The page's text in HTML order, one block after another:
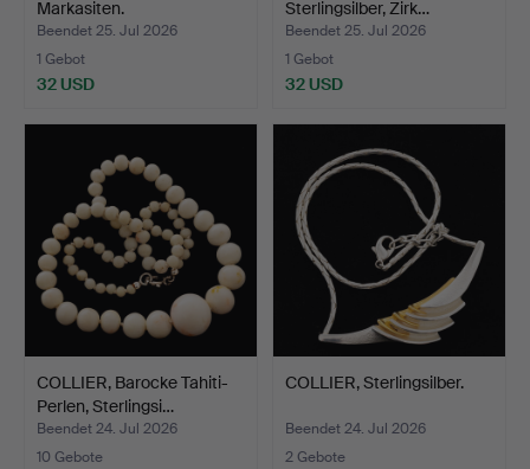
Markasiten.
Beendet 25. Jul 2026
1 Gebot
32 USD
Sterlingsilber, Zirk…
Beendet 25. Jul 2026
1 Gebot
32 USD
COLLIER, Barocke Tahiti-
Perlen, Sterlingsi…
Beendet 24. Jul 2026
10 Gebote
COLLIER, Sterlingsilber.
Beendet 24. Jul 2026
2 Gebote